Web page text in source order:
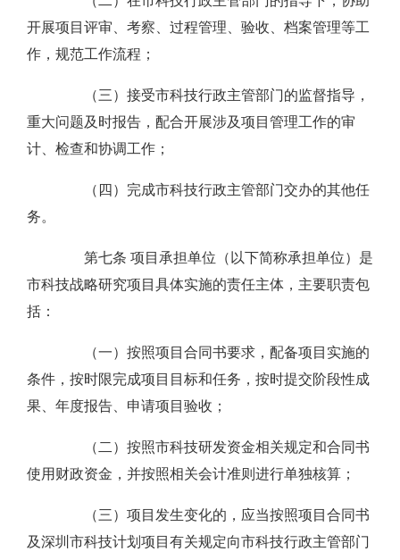
开展项目评审、考察、过程管理、验收、档案管理等工
作，规范工作流程；
（三）接受市科技行政主管部门的监督指导，
重大问题及时报告，配合开展涉及项目管理工作的审
计、检查和协调工作；
（四）完成市科技行政主管部门交办的其他任
务。
第七条 项目承担单位（以下简称承担单位）是
市科技战略研究项目具体实施的责任主体，主要职责包
括：
（一）按照项目合同书要求，配备项目实施的
条件，按时限完成项目目标和任务，按时提交阶段性成
果、年度报告、申请项目验收；
（二）按照市科技研发资金相关规定和合同书
使用财政资金，并按照相关会计准则进行单独核算；
（三）项目发生变化的，应当按照项目合同书
及深圳市科技计划项目有关规定向市科技行政主管部门